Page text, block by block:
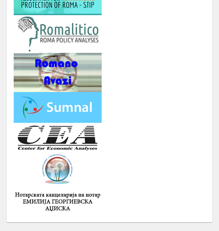
12.
Број : 7 студенти на Ромаверзитас и
10 матуранти
ПОДГОТОВКА НА БИЗНИС
ПЛАНОВИ ЗА МАТУРАНТИ
14.
ЗИМСКА БИЗНИС ШКОЛА ЗА
СТУДЕНТИ ЗА ГРАДЕЊЕ
КАПАЦИТЕТИ ЗА НАСТАП НА
ПАЗАРОТ НА ТРУД
Број : 20 Студенти,
Локација: надвор од Скопје, 4
ноќевања
15.
ЗИМСКАШКОЛА ЗА
СРЕДНОШКОЛЦИ РОМИ НА ТЕМА
ИДЕНТИТЕТ, ВЛАДЕЊЕ НА
ПРАВО, ПОЛИТИЧКА КУЛТУРА И
ДЕМОКРАТИЈА И
-ГРАДЕЊЕ НА КАПАЦИТЕТИ ЗА
ЗГОЛЕМУВАЊЕ НА